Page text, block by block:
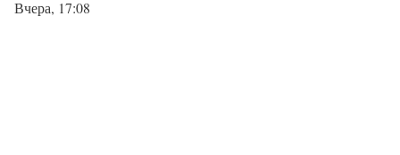
Вчера, 17:08